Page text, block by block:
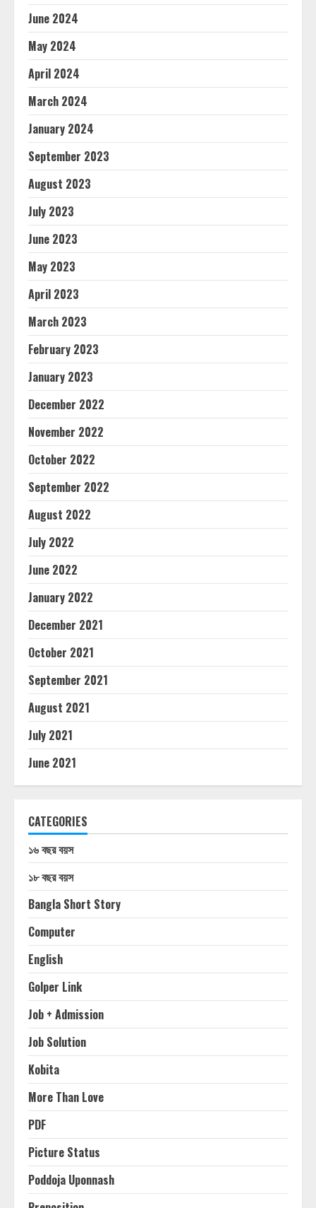
June 2024
May 2024
April 2024
March 2024
January 2024
September 2023
August 2023
July 2023
June 2023
May 2023
April 2023
March 2023
February 2023
January 2023
December 2022
November 2022
October 2022
September 2022
August 2022
July 2022
June 2022
January 2022
December 2021
October 2021
September 2021
August 2021
July 2021
June 2021
CATEGORIES
১৬ বছর বয়স
১৮ বছর বয়স
Bangla Short Story
Computer
English
Golper Link
Job + Admission
Job Solution
Kobita
More Than Love
PDF
Picture Status
Poddoja Uponnash